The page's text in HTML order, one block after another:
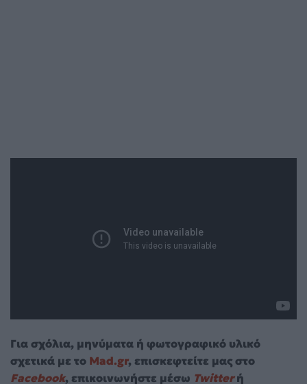
Για σχόλια, μηνύματα ή φωτογραφικό υλικό
σχετικά με το Mad.gr, επισκεφτείτε μας στο
Facebook, επικοινωνήστε μέσω Twitterή